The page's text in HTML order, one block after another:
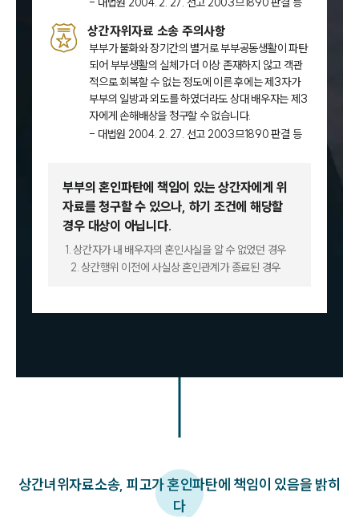
상간자위자료 소송 주의사항
부부가 불화와 장기간의 별거로 부부공동생활이 파탄
되어 부부생활의 실체가 더 이상 존재하지 않고 객관
적으로 회복할 수 없는 정도에 이른 후에는 제3자가
부부의 일방과 외도를 하였더라도 상대 배우자는 제3
자에게 손해배상을 청구할 수 없습니다.
- 대법원 2004. 2. 27. 선고 2003므1890 판결 등
부부의 혼인파탄에 책임이 있는 상간자에게 위
자료를 청구할 수 있으나, 하기 조건에 해당할
경우 대상이 아닙니다.
1. 상간자가 내 배우자의 혼인사실을 알 수 없었던 경우
2. 상간행위 이전에 사실상 혼인관계가 종료된 경우
상간녀위자료소송, 피고가 혼인파탄에 책임이 있음을 밝히
다